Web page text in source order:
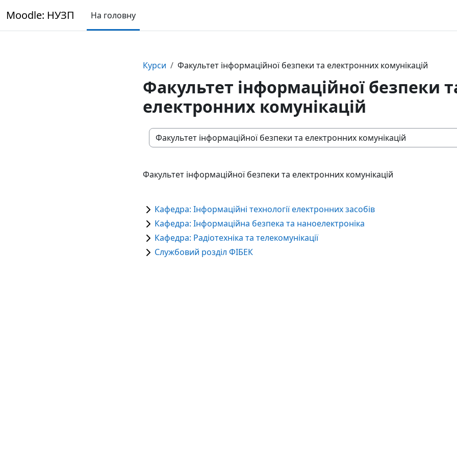
Moodle: НУЗП На головну
Курси
Факультет інформаційної безпеки та електронних комунікацій
Факультет інформаційної безпеки
електронних комунікацій
Категорії курсів
Факультет інформаційної безпеки та електронних комунікацій
Кафедра: Інформаційні технології електронних засобів
Кафедра: Інформаційна безпека та наноелектроніка
Кафедра: Радіотехніка та телекомунікації
Службовий розділ ФІБЕК